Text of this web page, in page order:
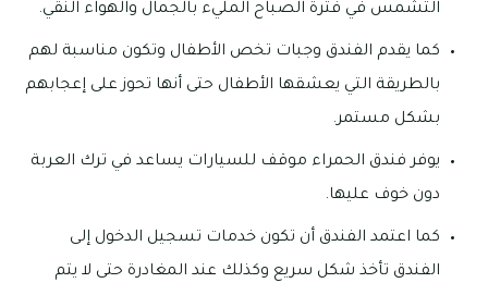
التشمس في فترة الصباح المليء بالجمال والهواء النقي.
كما يقدم الفندق وجبات تخص الأطفال وتكون مناسبة لهم
بالطريقة التي يعشقها الأطفال حتى أنها تحوز على إعجابهم
بشكل مستمر.
يوفر فندق الحمراء موقف للسيارات يساعد في ترك العربة
دون خوف عليها.
كما اعتمد الفندق أن تكون خدمات تسجيل الدخول إلى
الفندق تأخذ شكل سريع وكذلك عند المغادرة حتى لا يتم